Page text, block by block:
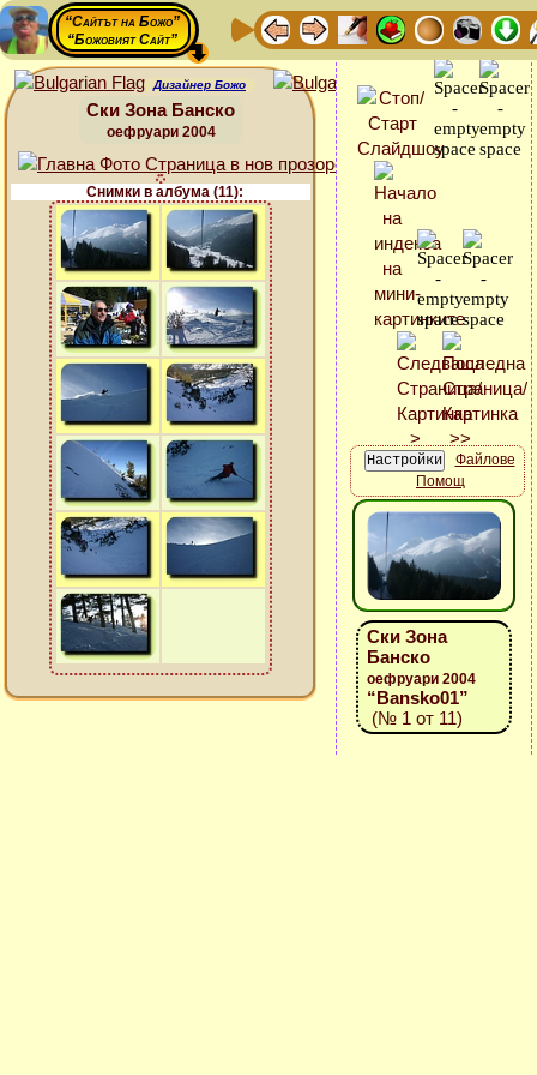
“Сайтът на Божо”
“Божовият Сайт”
Дизайнер Божо
Ски Зона Банско
оефруари 2004
Снимки в албума (11):
Файлове
Помощ
Ски Зона
Банско
оефруари 2004
“Bansko01”
(№ 1 от 11)